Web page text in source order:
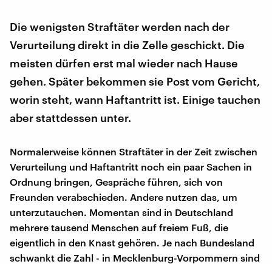
Die wenigsten Straftäter werden nach der
Verurteilung direkt in die Zelle geschickt. Die
meisten dürfen erst mal wieder nach Hause
gehen. Später bekommen sie Post vom Gericht,
worin steht, wann Haftantritt ist. Einige tauchen
aber stattdessen unter.
Normalerweise können Straftäter in der Zeit zwischen
Verurteilung und Haftantritt noch ein paar Sachen in
Ordnung bringen, Gespräche führen, sich von
Freunden verabschieden. Andere nutzen das, um
unterzutauchen. Momentan sind in Deutschland
mehrere tausend Menschen auf freiem Fuß, die
eigentlich in den Knast gehören. Je nach Bundesland
schwankt die Zahl - in Mecklenburg-Vorpommern sind